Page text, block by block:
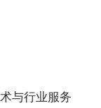
与行业服务